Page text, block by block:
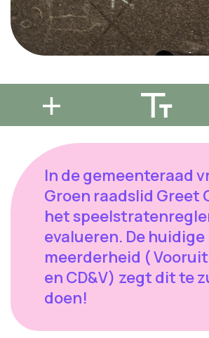
In de gemeenteraad
Groen raadslid Greet
het
evalueren. De huidige
meerderheid (
en CD&V) zegt dit te
doen!